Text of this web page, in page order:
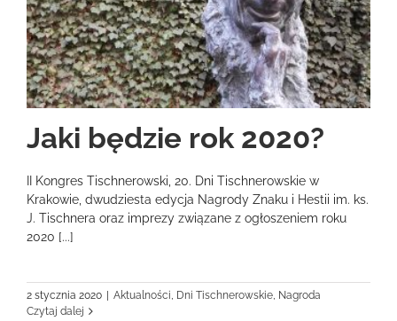
Jaki będzie rok 2020?
II Kongres Tischnerowski, 20. Dni Tischnerowskie w
Krakowie, dwudziesta edycja Nagrody Znaku i Hestii im. ks.
J. Tischnera oraz imprezy związane z ogłoszeniem roku
2020 [...]
2 stycznia 2020 | Aktualności, Dni Tischnerowskie, Nagroda
Czytaj dalej